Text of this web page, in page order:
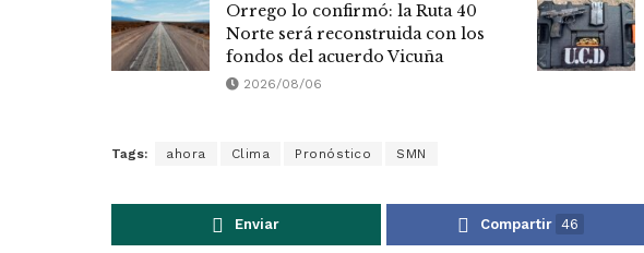
Orrego lo confirmó: la Ruta 40
Norte será reconstruida con los
fondos del acuerdo Vicuña
2026/08/06
Tags: ahora Clima Pronóstico SMN
Enviar Compartir 46